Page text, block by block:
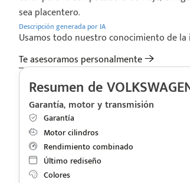
sea placentero.
Descripción generada por IA
Usamos todo nuestro conocimiento de
Te asesoramos personalmente
Resumen de
Garantía, motor y transmisión
Garantía
Motor cilindros
Rendimiento combinado
Último rediseño
Colores